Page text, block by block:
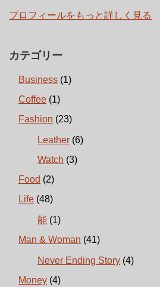
プロフィールをもっと詳しく見る
カテゴリー
Business (1)
Coffee (1)
Fashion (23)
Leather (6)
Watch (3)
Food (2)
Life (48)
能 (1)
Man & Woman (41)
Never Ending Story (4)
Money (4)